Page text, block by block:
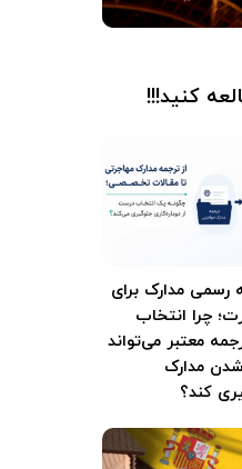
کنید!!!
رسمی مدارک برای
چرا انتخاب
معتبر می‌تواند
شدن مدارک
کند؟